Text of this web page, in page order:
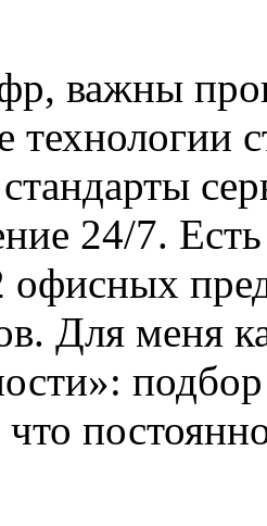
важны
технологии
24/7.
Для меня
что